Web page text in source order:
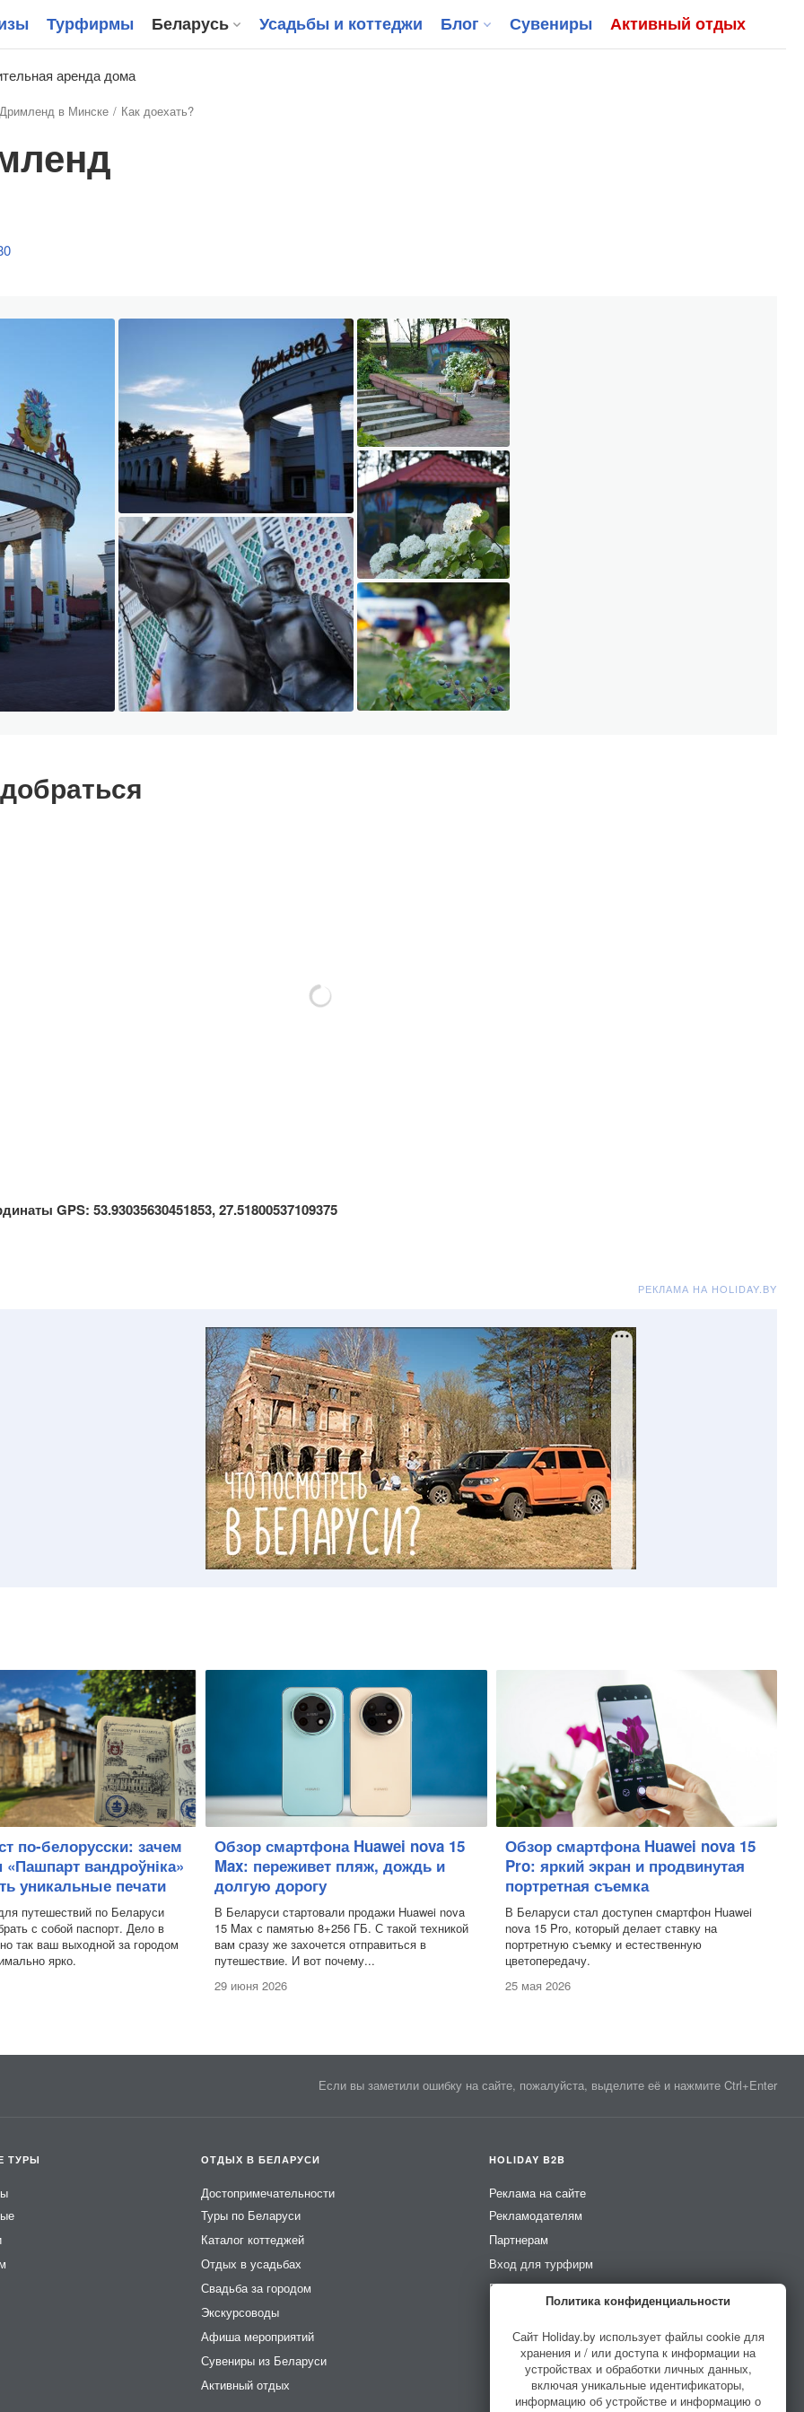
аренда дома
Турфирмы Беларусь Усадьбы и коттеджи Блог Сувениры Активный отдых
Дримленд в Минске Как доехать?
GPS: 53.93035630451853, 27.51800537109375
РЕКЛАМА НА HOLIDAY.BY
по-белорусски: зачем
вандроўніка»
уникальные печати
путешествий по Беларуси
с собой паспорт. Дело в
так ваш выходной за городом
ярко.
Обзор смартфона Huawei nova 15
Max: переживет пляж, дождь и
долгую дорогу
В Беларуси стартовали продажи Huawei nova
15 Max с памятью 8+256 ГБ. С такой техникой
вам сразу же захочется отправиться в
путешествие. И вот почему...
29 июня 2026
Обзор смартфона Huawei nova 15
Pro: яркий экран и продвинутая
портретная съемка
В Беларуси стал доступен смартфон Huawei
nova 15 Pro, который делает ставку на
портретную съемку и естественную
цветопередачу.
25 мая 2026
Если вы заметили ошибку на сайте, пожалуйста, выделите её и нажмите Ctrl+Enter
ТУРЫ ОТДЫХ В БЕЛАРУСИ
Достопримечательности
Туры по Беларуси
Каталог коттеджей
Отдых в усадьбах
Свадьба за городом
Экскурсоводы
Афиша мероприятий
Сувениры из Беларуси
Активный отдых
HOLIDAY B2B
Реклама на сайте
Рекламодателям
Партнерам
Вход для турфирм
Вход для усадеб
Политика конфиденциальности
Сайт Holiday.by использует файлы cookie для
хранения и / или доступа к информации на
устройствах и обработки личных данных,
включая уникальные идентификаторы,
информацию об устройстве и информацию о